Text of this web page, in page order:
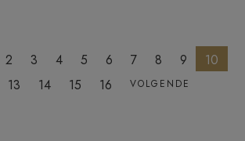
2 3 4 5 6 7 8 9
10
13 14 15 16 VOLGENDE